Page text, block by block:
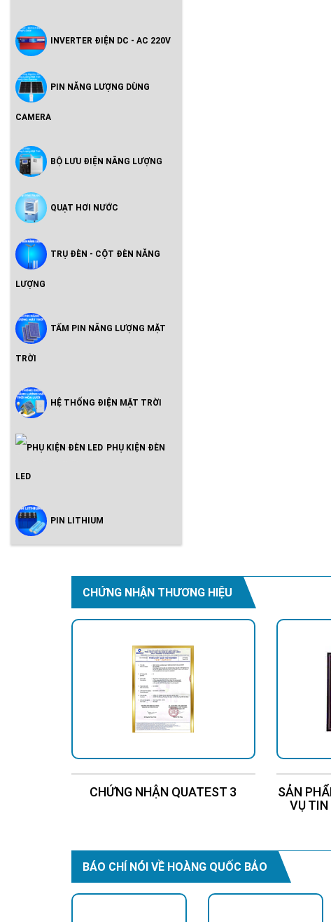
Vườn Cao Cấp Chính Hãng
INVERTER ĐIỆN DC - AC 220V
PIN NĂNG LƯỢNG DÙNG
CAMERA
BỘ LƯU ĐIỆN NĂNG LƯỢNG
QUẠT HƠI NƯỚC
TRỤ ĐÈN - CỘT ĐÈN NĂNG
LƯỢNG
TẤM PIN NĂNG LƯỢNG MẶT
TRỜI
HỆ THỐNG ĐIỆN MẶT TRỜI
Inveter Hòa Lưới Có Lưu Trữ -
PHỤ KIỆN ĐÈN
LED
PIN LITHIUM
CHỨNG NHẬN THƯƠNG HIỆU
CHỨNG NHẬN QUATEST 3
SẢN
VỤ
BÁO CHÍ NÓI VỀ HOÀNG QUỐC BẢO